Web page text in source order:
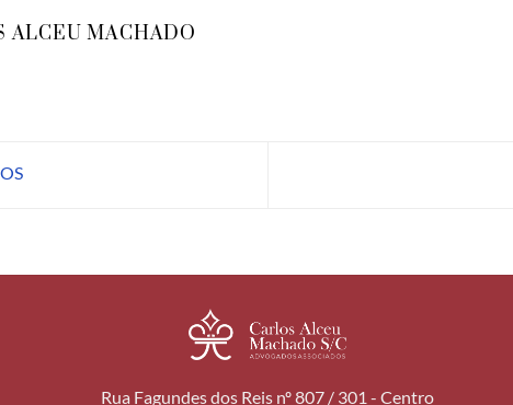
ALCEU MACHADO
Rua Fagundes dos Reis nº 807 / 301 - Centro